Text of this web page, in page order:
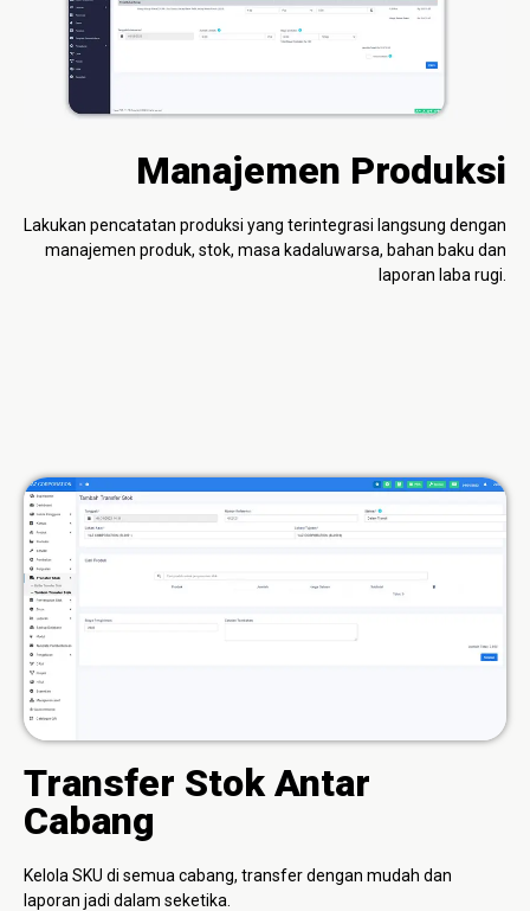
Manajemen Produksi
Lakukan pencatatan produksi yang terintegrasi langsung dengan
manajemen produk, stok, masa kadaluwarsa, bahan baku dan
laporan laba rugi.
Transfer Stok Antar
Cabang
Kelola SKU di semua cabang, transfer dengan mudah dan
laporan jadi dalam seketika.